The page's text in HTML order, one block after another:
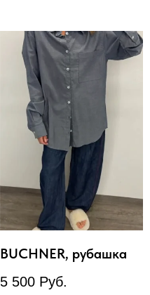
BUCHNER, рубашка
5 500 Руб.